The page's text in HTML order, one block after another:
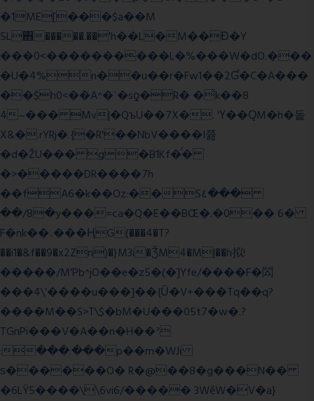
�1ME[���$a��M
5L΋�����.��'h��L�M��Ɖ�Y
���0˂����������L�%���W�dO.���
�U�4%n��u��r�Fw1��2Ɠ�C�A���
��$h0<��A^�ʿ�sƍ�R� �͗k��8
4~��� Mv|�QъU��7X�. 'Ү��ԚM�h�돝
X&�.rYRj�.{�R'��NbV����I쯆
�d�ŽU��� g�B1Kf�̈́�
�>�����DR����7h
��fA6�k��Oz:��S٤���
��/8�y���=ca�Q�E��BŒ�.�0�� 6�
F�nk��ۦ���ҢG(���4�T?
��i1�&f��9�x2Zn)�}M3i�ǮM4�M|��h拟!
�����/M'Pb^jO��e�z5�(�]Yfe/����F�閦
���4\'����u���]��{Ȕ�V+���Tq��q?
����M��S>T\$�bM�U���05t7�w�.?
TGnPi���V�A��n�H��ᐣ
:���.���p��m�WJi
ѕ������O� R�@��8�g���N��
�6LŸ5����\\6vi6/����� 3WěW�V�a}